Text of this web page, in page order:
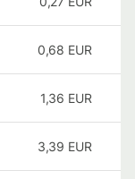
0,68 EUR
1,36 EUR
3,39 EUR